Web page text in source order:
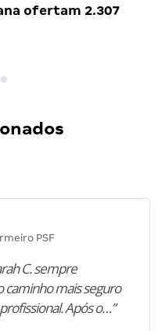
ofertam 2.307
PSF
C. sempre
caminho mais seguro
Após o…”